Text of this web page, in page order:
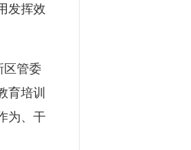
发挥效
管委
育培训
为、干